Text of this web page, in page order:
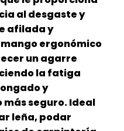
al desgaste y
afilada y
ergonómico
un agarre
la fatiga
y
seguro. Ideal
leña, podar